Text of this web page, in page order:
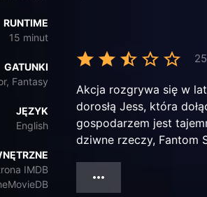
RUNTIME
15 minut
GATUNKI
Fantasy
JĘZYK
English
IMDB
Akcja rozgrywa się w
dorosłą Jess, która
gospodarzem jest
dziwne rzeczy, Fantom